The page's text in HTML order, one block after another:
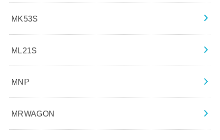
MK53S
ML21S
MNP
MRWAGON